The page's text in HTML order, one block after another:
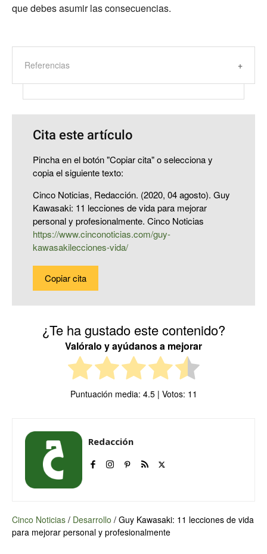
que debes asumir las consecuencias.
Referencias
Cita este artículo
Pincha en el botón "Copiar cita" o selecciona y
copia el siguiente texto:
Cinco Noticias, Redacción. (2020, 04 agosto). Guy
Kawasaki: 11 lecciones de vida para mejorar
personal y profesionalmente. Cinco Noticias
https://www.cinconoticias.com/guy-
kawasakilecciones-vida/
Copiar cita
¿Te ha gustado este contenido?
Valóralo y ayúdanos a mejorar
Puntuación media: 4.5| Votos: 11
Redacción
Cinco Noticias / Desarrollo / Guy Kawasaki: 11 lecciones de vida
para mejorar personal y profesionalmente